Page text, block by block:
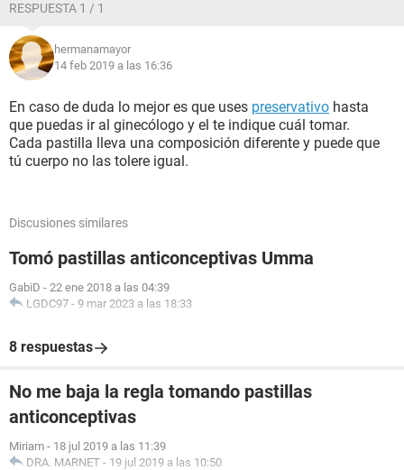
RESPUESTA 1 / 1
hermanamayor
14 feb 2019 a las 16:36
En caso de duda lo mejor es que uses preservativo hasta
que puedas ir al ginecólogo y el te indique cuál tomar.
Cada pastilla lleva una composición diferente y puede que
tú cuerpo no las tolere igual.
Discusiones similares
Tomó pastillas anticonceptivas Umma
GabiD - 22 ene 2018 a las 04:39
LGDC97 - 9 mar 2023 a las 18:33
8 respuestas
No me baja la regla tomando pastillas
anticonceptivas
Miriam - 18 jul 2019 a las 11:39
DRA. MARNET - 19 jul 2019 a las 10:50